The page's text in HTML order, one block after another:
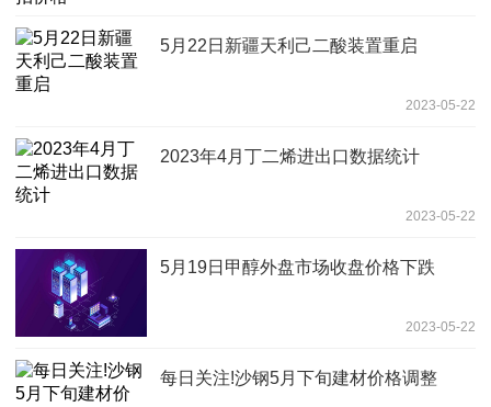
5月22日新疆天利己二酸装置重启
2023-05-22
2023年4月丁二烯进出口数据统计
2023-05-22
5月19日甲醇外盘市场收盘价格下跌
2023-05-22
每日关注!沙钢5月下旬建材价格调整